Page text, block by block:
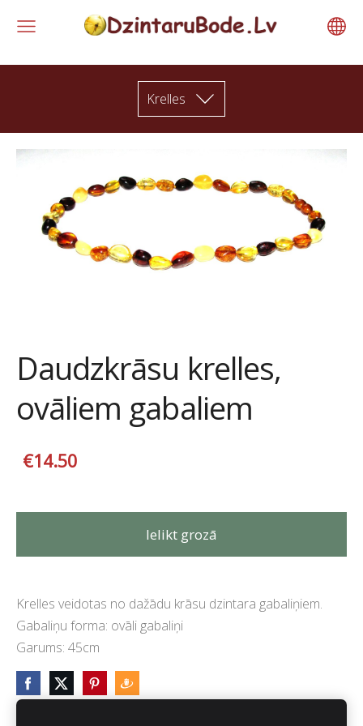
Krelles
Daudzkrāsu krelles,
ovāliem gabaliem
€14.50
Ielikt grozā
Krelles veidotas no dažādu krāsu dzintara gabaliņiem.
Gabaliņu forma: ovāli gabaliņi
Garums: 45cm